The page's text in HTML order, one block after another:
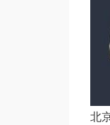
北